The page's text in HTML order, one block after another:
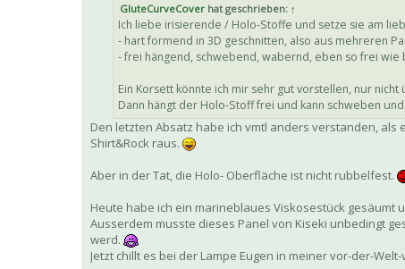
GluteCurveCover hat geschrieben: ↑
Ich liebe irisierende / Holo-Stoffe und setze sie am
- hart formend in 3D geschnitten, also aus mehreren
- frei hängend, schwebend, wabernd, eben so frei wie
Ein Korsett könnte ich mir sehr gut vorstellen, nur
Dann hängt der Holo-Stoff frei und kann schweben
Den letzten Absatz habe ich vmtl anders verstanden,
Shirt&Rock raus.
Aber in der Tat, die Holo- Oberfläche ist nicht rubbelfest.
Heute habe ich ein marineblaues Viskosestück gesäumt
Ausserdem musste dieses Panel von Kiseki unbedingt
werd.
Jetzt chillt es bei der Lampe Eugen in meiner vor-der-